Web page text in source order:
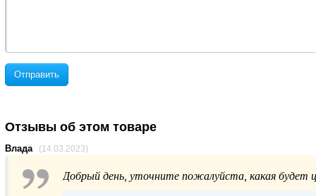
Отправить
Отзывы об этом товаре
Влада (14.03.2023)
Добрый день, уточните пожалуйста, какая будет